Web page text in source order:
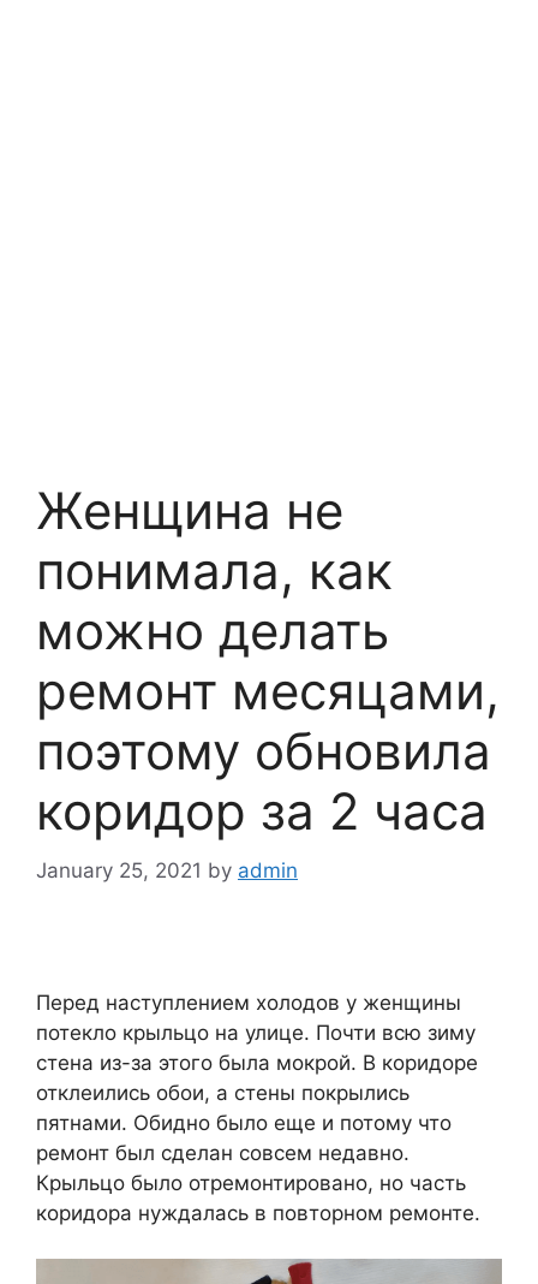
Женщина не
понимала, как
можно делать
ремонт месяцами,
поэтому обновила
коридор за 2 часа
January 25, 2021 by admin
Перед наступлением холодов у женщины
потекло крыльцо на улице. Почти всю зиму
стена из-за этого была мокрой. В коридоре
отклеились обои, а стены покрылись
пятнами. Обидно было еще и потому что
ремонт был сделан совсем недавно.
Крыльцо было отремонтировано, но часть
коридора нуждалась в повторном ремонте.